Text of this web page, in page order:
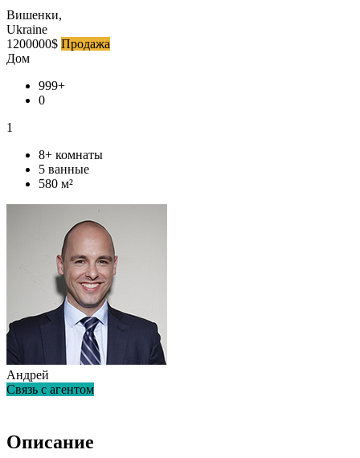
Вишенки,
Ukraine
1200000$ Продажа
Дом
999+
0
1
8+ комнаты
5 ванные
580 м²
Андрей
Связь с агентом
Описание